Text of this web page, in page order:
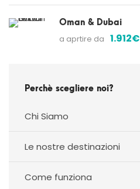
Oman & Dubai
a aprtire da 1.912€
Perchè scegliere noi?
Chi Siamo
Le nostre destinazioni
Come funziona